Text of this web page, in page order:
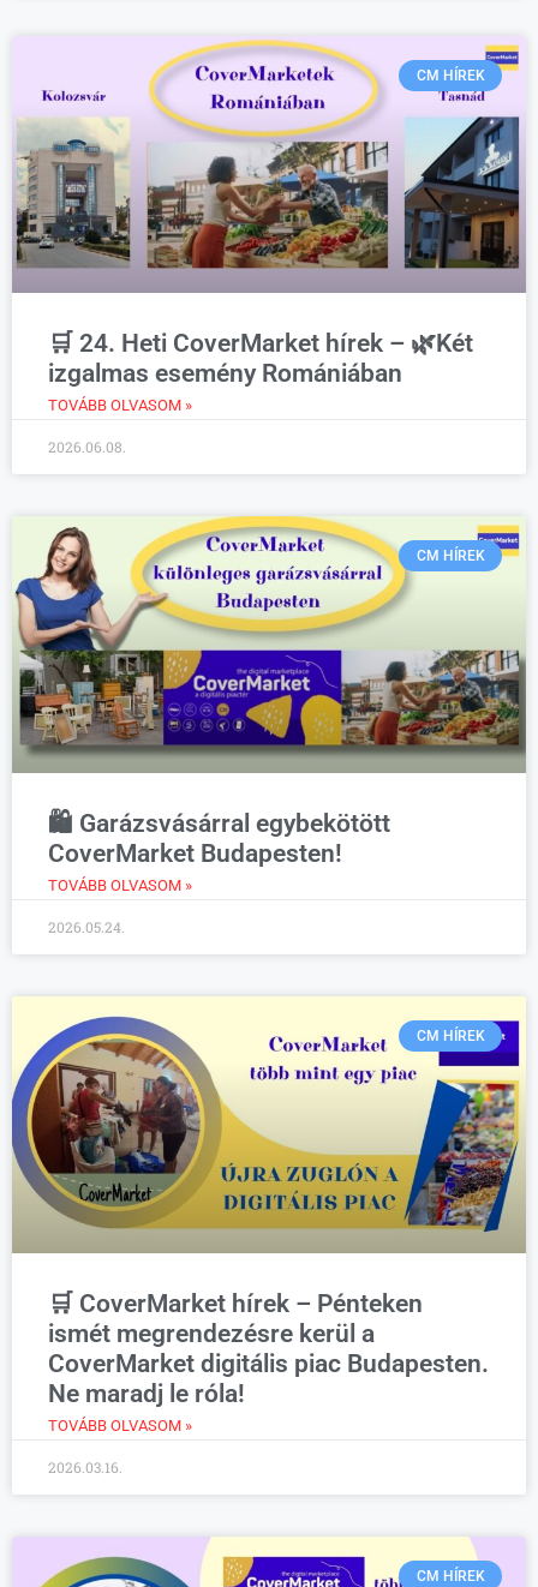
CM HÍREK
🛒 24. Heti CoverMarket hírek – 🌿Két
izgalmas esemény Romániában
TOVÁBB OLVASOM »
2026.06.08.
CM HÍREK
🛍️ Garázsvásárral egybekötött
CoverMarket Budapesten!
TOVÁBB OLVASOM »
2026.05.24.
CM HÍREK
🛒 CoverMarket hírek – Pénteken
ismét megrendezésre kerül a
CoverMarket digitális piac Budapesten.
Ne maradj le róla!
TOVÁBB OLVASOM »
2026.03.16.
CM HÍREK